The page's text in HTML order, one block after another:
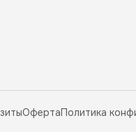
ОфертаПолитика